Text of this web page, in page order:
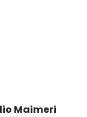
Maimeri